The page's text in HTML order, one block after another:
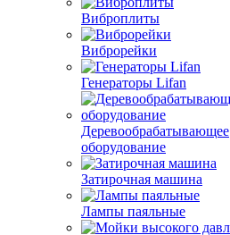
Виброплиты
Виброрейки
Генераторы Lifan
Деревообрабатывающее
оборудование
Затирочная машина
Лампы паяльные